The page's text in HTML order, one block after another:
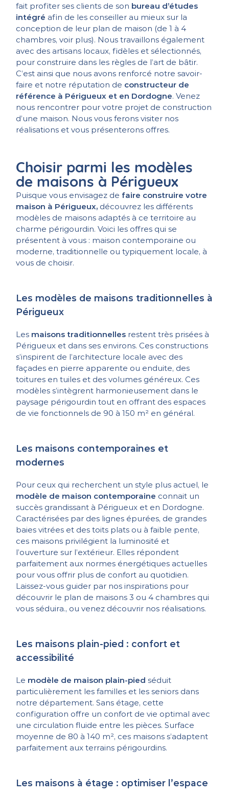
fait profiter ses clients de son bureau d’études
intégré afin de les conseiller au mieux sur la
conception de leur plan de maison (de 1 à 4
chambres, voir plus). Nous travaillons également
avec des artisans locaux, fidèles et sélectionnés,
pour construire dans les règles de l’art de bâtir.
C’est ainsi que nous avons renforcé notre savoir-
faire et notre réputation de constructeur de
référence à Périgueux et en Dordogne. Venez
nous rencontrer pour votre projet de construction
d’une maison. Nous vous ferons visiter nos
réalisations et vous présenterons offres.
Choisir parmi les modèles
de maisons à Périgueux
Puisque vous envisagez de faire construire votre
maison à Périgueux, découvrez les différents
modèles de maisons adaptés à ce territoire au
charme périgourdin. Voici les offres qui se
présentent à vous : maison contemporaine ou
moderne, traditionnelle ou typiquement locale, à
vous de choisir.
Les modèles de maisons traditionnelles à
Périgueux
Les maisons traditionnelles restent très prisées à
Périgueux et dans ses environs. Ces constructions
s’inspirent de l’architecture locale avec des
façades en pierre apparente ou enduite, des
toitures en tuiles et des volumes généreux. Ces
modèles s’intègrent harmonieusement dans le
paysage périgourdin tout en offrant des espaces
de vie fonctionnels de 90 à 150 m² en général.
Les maisons contemporaines et
modernes
Pour ceux qui recherchent un style plus actuel, le
modèle de maison contemporaine connait un
succès grandissant à Périgueux et en Dordogne.
Caractérisées par des lignes épurées, de grandes
baies vitrées et des toits plats ou à faible pente,
ces maisons privilégient la luminosité et
l’ouverture sur l’extérieur. Elles répondent
parfaitement aux normes énergétiques actuelles
pour vous offrir plus de confort au quotidien.
Laissez-vous guider par nos inspirations pour
découvrir le plan de maisons 3 ou 4 chambres qui
vous séduira., ou venez découvrir nos réalisations.
Les maisons plain-pied : confort et
accessibilité
Le modèle de maison plain-pied séduit
particulièrement les familles et les seniors dans
notre département. Sans étage, cette
configuration offre un confort de vie optimal avec
une circulation fluide entre les pièces. Surface
moyenne de 80 à 140 m², ces maisons s’adaptent
parfaitement aux terrains périgourdins.
Les maisons à étage : optimiser l’espace